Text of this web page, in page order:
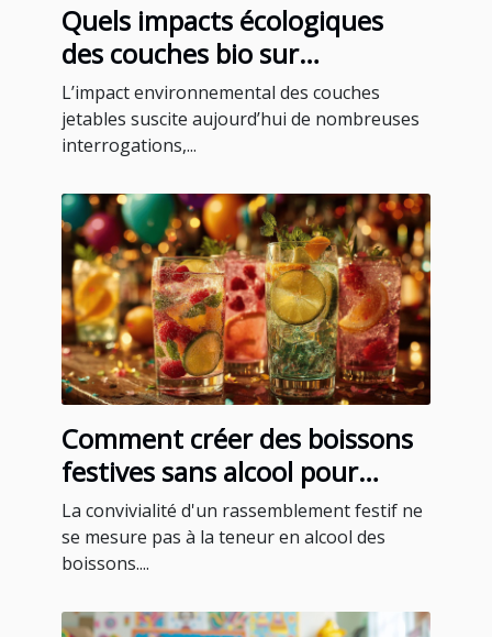
Quels impacts écologiques
des couches bio sur
l'environnement ?
L’impact environnemental des couches
jetables suscite aujourd’hui de nombreuses
interrogations,...
Comment créer des boissons
festives sans alcool pour
toutes les occasions
La convivialité d'un rassemblement festif ne
se mesure pas à la teneur en alcool des
boissons....